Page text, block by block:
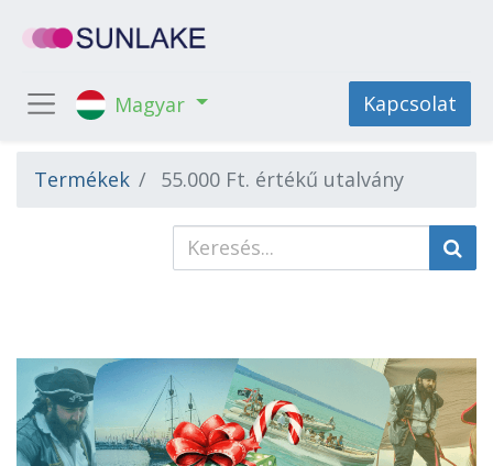
Kapcsolat
Magyar
Termékek 55.000 Ft. értékű utalvány